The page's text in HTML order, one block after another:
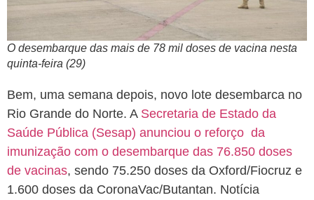
O desembarque das mais de 78 mil doses de vacina nesta
quinta-feira (29)
Bem, uma semana depois, novo lote desembarca no
Rio Grande do Norte. A Secretaria de Estado da
Saúde Pública (Sesap) anunciou o reforço da
imunização com o desembarque das 76.850 doses
de vacinas, sendo 75.250 doses da Oxford/Fiocruz e
1.600 doses da CoronaVac/Butantan. Notícia